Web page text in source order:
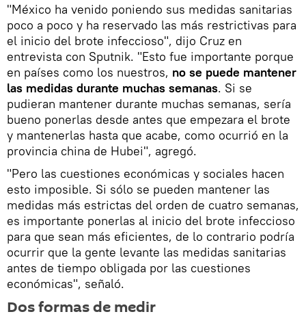
"México ha venido poniendo sus medidas sanitarias
poco a poco y ha reservado las más restrictivas para
el inicio del brote infeccioso", dijo Cruz en
entrevista con Sputnik. "Esto fue importante porque
en países como los nuestros, no se puede mantener
las medidas durante muchas semanas. Si se
pudieran mantener durante muchas semanas, sería
bueno ponerlas desde antes que empezara el brote
y mantenerlas hasta que acabe, como ocurrió en la
provincia china de Hubei", agregó.
"Pero las cuestiones económicas y sociales hacen
esto imposible. Si sólo se pueden mantener las
medidas más estrictas del orden de cuatro semanas,
es importante ponerlas al inicio del brote infeccioso
para que sean más eficientes, de lo contrario podría
ocurrir que la gente levante las medidas sanitarias
antes de tiempo obligada por las cuestiones
económicas", señaló.
Dos formas de medir